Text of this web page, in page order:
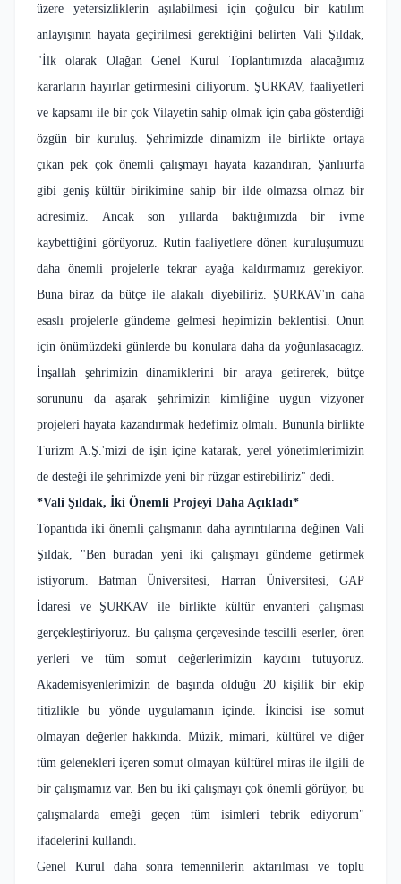
üzere yetersizliklerin aşılabilmesi için çoğulcu bir katılım
anlayışının hayata geçirilmesi gerektiğini belirten Vali Şıldak,
"İlk olarak Olağan Genel Kurul Toplantımızda alacağımız
kararların hayırlar getirmesini diliyorum. ŞURKAV, faaliyetleri
ve kapsamı ile bir çok Vilayetin sahip olmak için çaba gösterdiği
özgün bir kuruluş. Şehrimizde dinamizm ile birlikte ortaya
çıkan pek çok önemli çalışmayı hayata kazandıran, Şanlıurfa
gibi geniş kültür birikimine sahip bir ilde olmazsa olmaz bir
adresimiz. Ancak son yıllarda baktığımızda bir ivme
kaybettiğini görüyoruz. Rutin faaliyetlere dönen kuruluşumuzu
daha önemli projelerle tekrar ayağa kaldırmamız gerekiyor.
Buna biraz da bütçe ile alakalı diyebiliriz. ŞURKAV'ın daha
esaslı projelerle gündeme gelmesi hepimizin beklentisi. Onun
için önümüzdeki günlerde bu konulara daha da yoğunlasacagız.
İnşallah şehrimizin dinamiklerini bir araya getirerek, bütçe
sorununu da aşarak şehrimizin kimliğine uygun vizyoner
projeleri hayata kazandırmak hedefimiz olmalı. Bununla birlikte
Turizm A.Ş.'mizi de işin içine katarak, yerel yönetimlerimizin
de desteği ile şehrimizde yeni bir rüzgar estirebiliriz" dedi.
*Vali Şıldak, İki Önemli Projeyi Daha Açıkladı*
Topantıda iki önemli çalışmanın daha ayrıntılarına değinen Vali
Şıldak, "Ben buradan yeni iki çalışmayı gündeme getirmek
istiyorum. Batman Üniversitesi, Harran Üniversitesi, GAP
İdaresi ve ŞURKAV ile birlikte kültür envanteri çalışması
gerçekleştiriyoruz. Bu çalışma çerçevesinde tescilli eserler, ören
yerleri ve tüm somut değerlerimizin kaydını tutuyoruz.
Akademisyenlerimizin de başında olduğu 20 kişilik bir ekip
titizlikle bu yönde uygulamanın içinde. İkincisi ise somut
olmayan değerler hakkında. Müzik, mimari, kültürel ve diğer
tüm gelenekleri içeren somut olmayan kültürel miras ile ilgili de
bir çalışmamız var. Ben bu iki çalışmayı çok önemli görüyor, bu
çalışmalarda emeği geçen tüm isimleri tebrik ediyorum"
ifadelerini kullandı.
Genel Kurul daha sonra temennilerin aktarılması ve toplu